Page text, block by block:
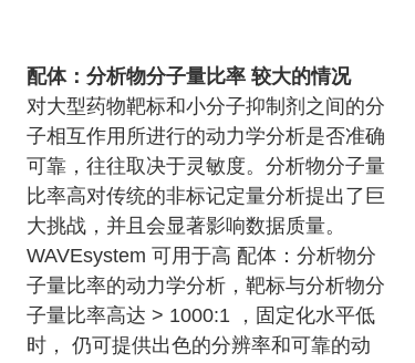
配体：分析物分子量比率 较大的情况
对大型药物靶标和小分子抑制剂之间的分
子相互作用所进行的动力学分析是否准确
可靠，往往取决于灵敏度。分析物分子量
比率高对传统的非标记定量分析提出了巨
大挑战，并且会显著影响数据质量。
WAVEsystem 可用于高 配体：分析物分
子量比率的动力学分析，靶标与分析物分
子量比率高达 > 1000:1 ，固定化水平低
时， 仍可提供出色的分辨率和可靠的动